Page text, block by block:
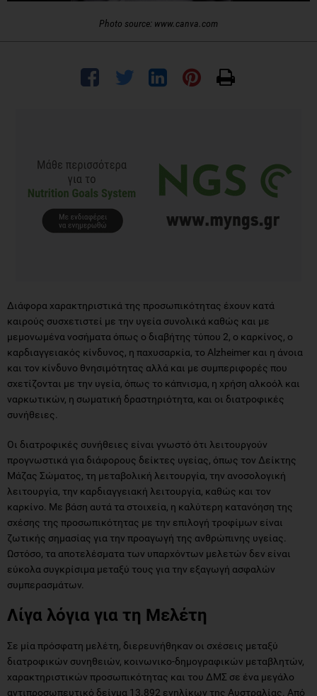
Photo source: www.canva.com
Διάφορα χαρακτηριστικά της προσωπικότητας έχουν κατά
καιρούς συσχετιστεί με την υγεία συνολικά καθώς και με
μεμονωμένα νοσήματα όπως ο διαβήτης τύπου 2, ο καρκίνος, ο
καρδιαγγειακός κίνδυνος, η παχυσαρκία, το Alzheimer και η άνοια
και τον κίνδυνο θνησιμότητας αλλά και με συμπεριφορές που
σχετίζονται με την υγεία, όπως το κάπνισμα, η χρήση αλκοόλ και
ναρκωτικών, η σωματική δραστηριότητα, και οι διατροφικές
συνήθειες.
Οι διατροφικές συνήθειες είναι γνωστό ότι λειτουργούν
προγνωστικά για διάφορους δείκτες υγείας, όπως τον Δείκτης
Μάζας Σώματος, τη μεταβολική λειτουργία, την ανοσολογική
λειτουργία, την καρδιαγγειακή λειτουργία, καθώς και τον
καρκίνο. Με βάση αυτά τα στοιχεία, η καλύτερη κατανόηση της
σχέσης της προσωπικότητας με την επιλογή τροφίμων είναι
ζωτικής σημασίας για την προαγωγή της ανθρώπινης υγείας.
Ωστόσο, τα αποτελέσματα των υπαρχόντων μελετών δεν είναι
εύκολα συγκρίσιμα μεταξύ τους για την εξαγωγή ασφαλών
συμπερασμάτων.
Λίγα λόγια για τη Μελέτη
Σε μία πρόσφατη μελέτη, διερευνήθηκαν οι σχέσεις μεταξύ
διατροφικών συνηθειών, κοινωνικο-δημογραφικών μεταβλητών,
χαρακτηριστικών προσωπικότητας και του ΔΜΣ σε ένα μεγάλο
αντιπροσωπευτικό δείγμα 13.892 ενηλίκων της Αυστραλίας. Από